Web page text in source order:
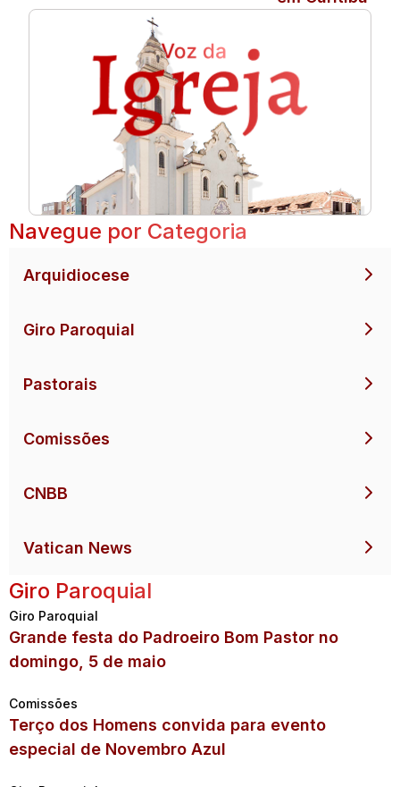
Navegue por Categoria
Arquidiocese
Giro Paroquial
Pastorais
Comissões
CNBB
Vatican News
Giro Paroquial
Giro Paroquial
Grande festa do Padroeiro Bom Pastor no
domingo, 5 de maio
Comissões
Terço dos Homens convida para evento
especial de Novembro Azul